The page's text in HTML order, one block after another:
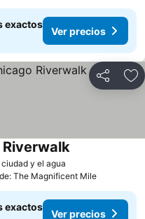
exactos
Ver precios
Compartir
y el agua
Ver precios
The Magnificent Mile
exactos
Ver precios